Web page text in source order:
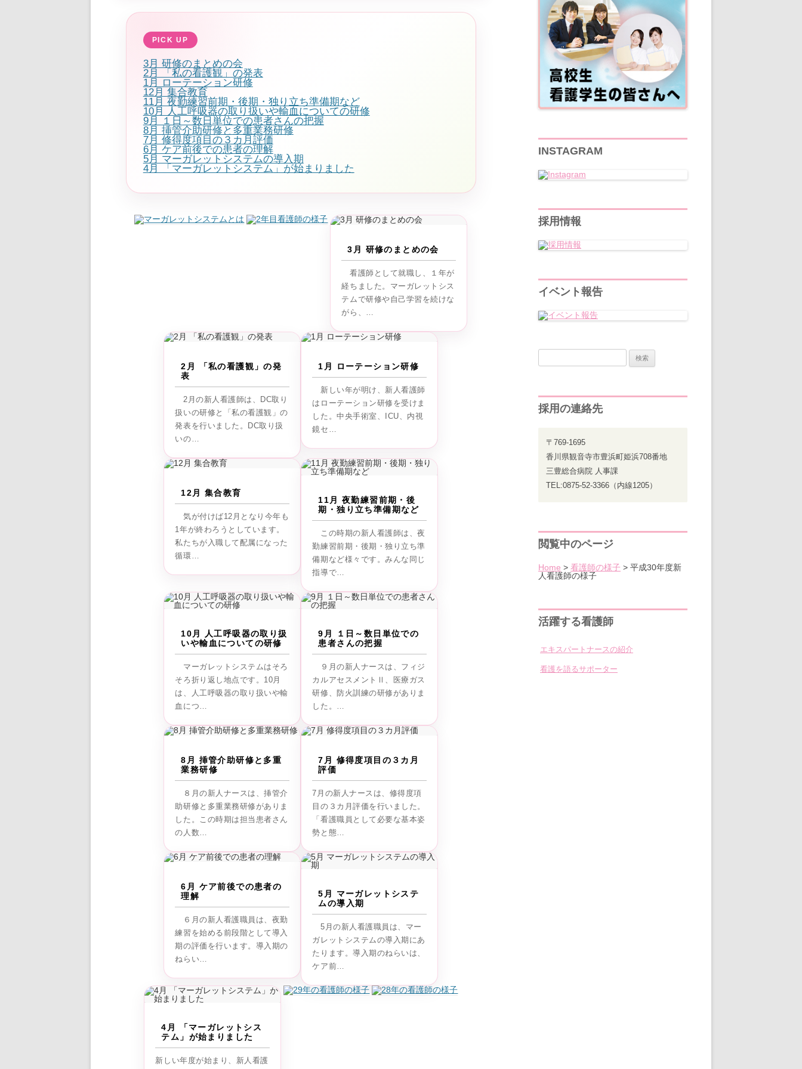
3月 研修のまとめの会
2月 「私の看護観」の発表
1月 ローテーション研修
12月 集合教育
11月 夜勤練習前期・後期・独り立ち準備期など
10月 人工呼吸器の取り扱いや輸血についての研修
9月 １日～数日単位での患者さんの把握
8月 挿管介助研修と多重業務研修
7月 修得度項目の３カ月評価
6月 ケア前後での患者の理解
5月 マーガレットシステムの導入期
4月 「マーガレットシステム」が始まりました
3月 研修のまとめの会
看護師として就職し、１年が
経ちました。マーガレットシス
テムで研修や自己学習を続けな
がら、…
2月 「私の看護観」の発
表
2月の新人看護師は、DC取り
扱いの研修と「私の看護観」の
発表を行いました。DC取り扱
いの…
1月 ローテーション研修
新しい年が明け、新人看護師
はローテーション研修を受けま
した。中央手術室、ICU、内視
鏡セ…
12月 集合教育
気が付けば12月となり今年も
1年が終わろうとしています。
私たちが入職して配属になった
循環…
11月 夜勤練習前期・後
期・独り立ち準備期など
この時期の新人看護師は、夜
勤練習前期・後期・独り立ち準
備期など様々です。みんな同じ
指導で…
10月 人工呼吸器の取り扱
いや輸血についての研修
マーガレットシステムはそろ
そろ折り返し地点です。10月
は、人工呼吸器の取り扱いや輸
血につ…
9月 １日～数日単位での
患者さんの把握
９月の新人ナースは、フィジ
カルアセスメントⅡ、医療ガス
研修、防火訓練の研修がありま
した。…
8月 挿管介助研修と多重
業務研修
８月の新人ナースは、挿管介
助研修と多重業務研修がありま
した。この時期は担当患者さん
の人数…
7月 修得度項目の３カ月
評価
7月の新人ナースは、修得度項
目の３カ月評価を行いました。
「看護職員として必要な基本姿
勢と態…
6月 ケア前後での患者の
理解
６月の新人看護職員は、夜勤
練習を始める前段階として導入
期の評価を行います。導入期の
ねらい…
5月 マーガレットシステ
ムの導入期
5月の新人看護職員は、マー
ガレットシステムの導入期にあ
たります。導入期のねらいは、
ケア前…
4月 「マーガレットシス
テム」が始まりました
新しい年度が始まり、新人看護
INSTAGRAM
採用情報
イベント報告
採用の連絡先
〒769-1695
香川県観音寺市豊浜町姫浜708番地
三豊総合病院 人事課
TEL:0875-52-3366（内線1205）
閲覧中のページ
Home > 看護師の様子 > 平成30年度新
人看護師の様子
活躍する看護師
エキスパートナースの紹介
看護を語るサポーター